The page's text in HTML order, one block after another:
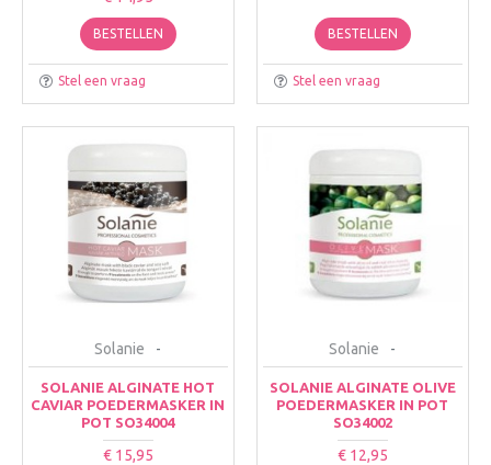
BESTELLEN
Stel een vraag
BESTELLEN
Stel een vraag
Solanie -
SOLANIE ALGINATE HOT
CAVIAR POEDERMASKER IN
POT SO34004
€ 15,95
Solanie -
SOLANIE ALGINATE OLIVE
POEDERMASKER IN POT
SO34002
€ 12,95